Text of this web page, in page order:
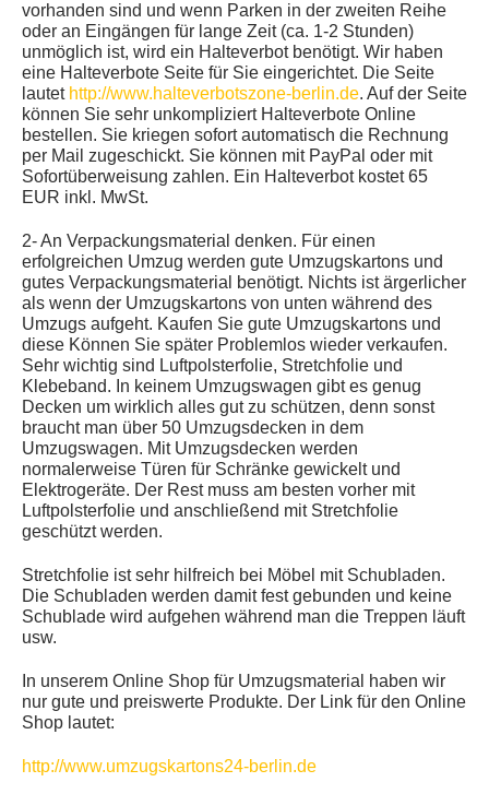
vorhanden sind und wenn Parken in der zweiten Reihe
oder an Eingängen für lange Zeit (ca. 1-2 Stunden)
unmöglich ist, wird ein Halteverbot benötigt. Wir haben
eine Halteverbote Seite für Sie eingerichtet. Die Seite
lautet http://www.halteverbotszone-berlin.de. Auf der Seite
können Sie sehr unkompliziert Halteverbote Online
bestellen. Sie kriegen sofort automatisch die Rechnung
per Mail zugeschickt. Sie können mit PayPal oder mit
Sofortüberweisung zahlen. Ein Halteverbot kostet 65
EUR inkl. MwSt.
2- An Verpackungsmaterial denken. Für einen
erfolgreichen Umzug werden gute Umzugskartons und
gutes Verpackungsmaterial benötigt. Nichts ist ärgerlicher
als wenn der Umzugskartons von unten während des
Umzugs aufgeht. Kaufen Sie gute Umzugskartons und
diese Können Sie später Problemlos wieder verkaufen.
Sehr wichtig sind Luftpolsterfolie, Stretchfolie und
Klebeband. In keinem Umzugswagen gibt es genug
Decken um wirklich alles gut zu schützen, denn sonst
braucht man über 50 Umzugsdecken in dem
Umzugswagen. Mit Umzugsdecken werden
normalerweise Türen für Schränke gewickelt und
Elektrogeräte. Der Rest muss am besten vorher mit
Luftpolsterfolie und anschließend mit Stretchfolie
geschützt werden.
Stretchfolie ist sehr hilfreich bei Möbel mit Schubladen.
Die Schubladen werden damit fest gebunden und keine
Schublade wird aufgehen während man die Treppen läuft
usw.
In unserem Online Shop für Umzugsmaterial haben wir
nur gute und preiswerte Produkte. Der Link für den Online
Shop lautet:
http://www.umzugskartons24-berlin.de